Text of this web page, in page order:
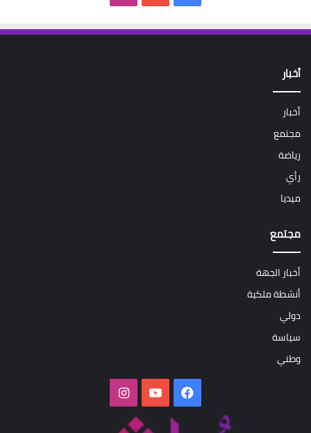
أخبار
أخبار
مجتمع
رياضة
رأي
ميديا
مجتمع
أخبار الجهة
أنشطة ملكية
دولي
سياسة
وطني
فيسبوك‫YouTubeانستقرام